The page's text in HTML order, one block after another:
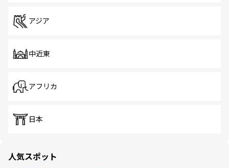
アジア
中近東
アフリカ
日本
人気スポット